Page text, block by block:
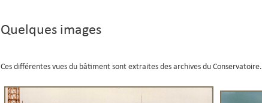
Quelques images
Ces différentes vues du bâtiment sont extraites des archives du Conservatoire.